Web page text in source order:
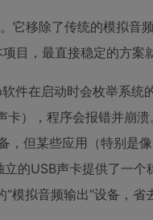
它移除了传统的模拟音
目，最直接稳定的方案
件在启动时会枚举系统
卡），程序会报错并崩
，但某些应用（特别是
的USB声卡提供了一
“模拟音频输出”设备，